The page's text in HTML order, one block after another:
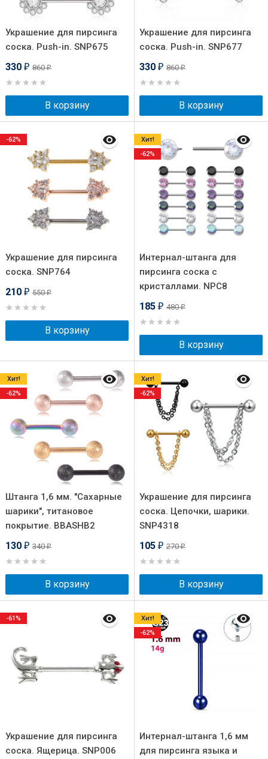
Украшение для пирсинга
соска. Push-in. SNP675
330 ₽ 860₽
В корзину
Украшение для пирсинга
соска. Push-in. SNP677
330 ₽ 860₽
В корзину
Украшение для пирсинга
соска. SNP764
210 ₽ 550₽
В корзину
-62%
Интернал-штанга для
пирсинга соска с
кристаллами. NPC8
185 ₽ 480₽
В корзину
Хит!
-62%
Штанга 1,6 мм. "Сахарные
шарики", титановое
покрытие. BBASHB2
130 ₽ 340₽
В корзину
Хит!
-62%
Украшение для пирсинга
соска. Цепочки, шарики.
SNP4318
105 ₽ 270₽
В корзину
Хит!
-62%
Украшение для пирсинга
соска. Ящерица. SNP006
-61%
Интернал-штанга 1,6 мм
для пирсинга языка и
Хит!
-62%